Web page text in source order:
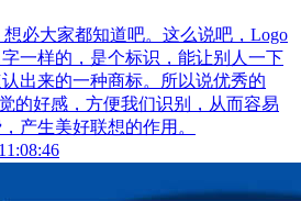
必大家都知道吧。这么说吧，Logo
一样的，是个标识，能让别人一下
出来的一种商标。所以说优秀的
的好感，方便我们识别，从而容易
产生美好联想的作用。